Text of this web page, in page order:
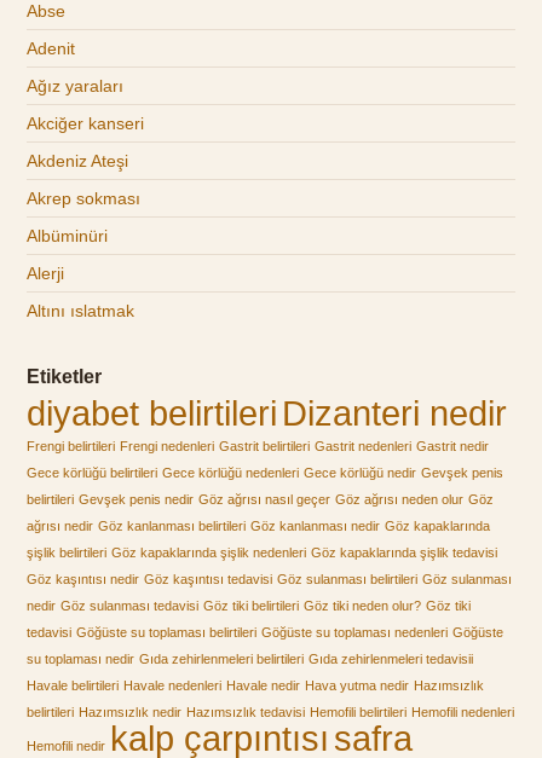
Abse
Adenit
Ağız yaraları
Akciğer kanseri
Akdeniz Ateşi
Akrep sokması
Albüminüri
Alerji
Altını ıslatmak
Etiketler
diyabet belirtileri Dizanteri nedir
Frengi belirtileri Frengi nedenleri Gastrit belirtileri Gastrit nedenleri Gastrit nedir
Gece körlüğü belirtileri Gece körlüğü nedenleri Gece körlüğü nedir Gevşek penis
belirtileri Gevşek penis nedir Göz ağrısı nasıl geçer Göz ağrısı neden olur Göz
ağrısı nedir Göz kanlanması belirtileri Göz kanlanması nedir Göz kapaklarında
şişlik belirtileri Göz kapaklarında şişlik nedenleri Göz kapaklarında şişlik tedavisi
Göz kaşıntısı nedir Göz kaşıntısı tedavisi Göz sulanması belirtileri Göz sulanması
nedir Göz sulanması tedavisi Göz tiki belirtileri Göz tiki neden olur? Göz tiki
tedavisi Göğüste su toplaması belirtileri Göğüste su toplaması nedenleri Göğüste
su toplaması nedir Gıda zehirlenmeleri belirtileri Gıda zehirlenmeleri tedavisii
Havale belirtileri Havale nedenleri Havale nedir Hava yutma nedir Hazımsızlık
belirtileri Hazımsızlık nedir Hazımsızlık tedavisi Hemofili belirtileri Hemofili nedenleri
Hemofili nedir kalp çarpıntısı safra